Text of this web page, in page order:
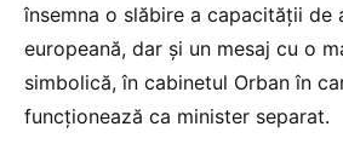
însemna o slăbire a capacității de
europeană, dar și un mesaj cu o
simbolică, în cabinetul Orban în
funcționează ca minister separat.